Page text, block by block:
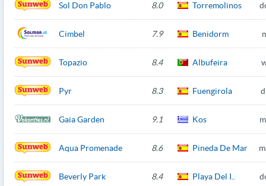
Sol Don Pablo 8.0 Torremolinos
Cimbel 7.9 Benidorm
Topazio 8.4 Albufeira
Pyr 8.3 Fuengirola
Gaia Garden 9.1 Kos
Aqua Promenade 8.6 Pineda De Mar
Beverly Park 8.4 Playa Del I..